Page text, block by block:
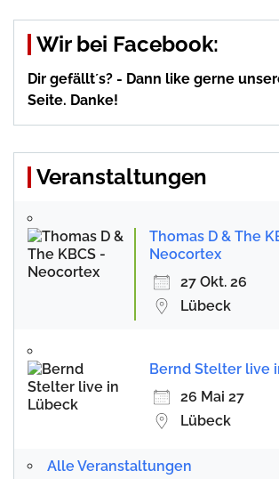
Wir bei Facebook:
Dir gefällt´s? - Dann like gerne
Seite. Danke!
Veranstaltungen
Thomas D & The
Neocortex
27 Okt. 26
Lübeck
Bernd Stelter live
26 Mai 27
Lübeck
Alle Veranstaltungen